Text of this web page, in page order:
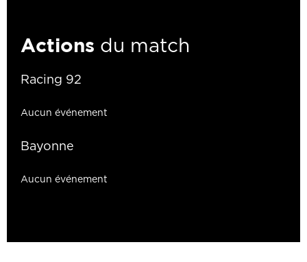
Actions du match
Racing 92
Aucun événement
Bayonne
Aucun événement